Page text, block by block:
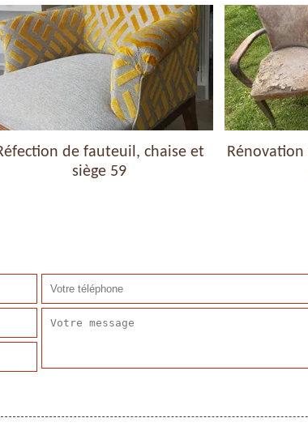
de fauteuil, chaise et
siège 59